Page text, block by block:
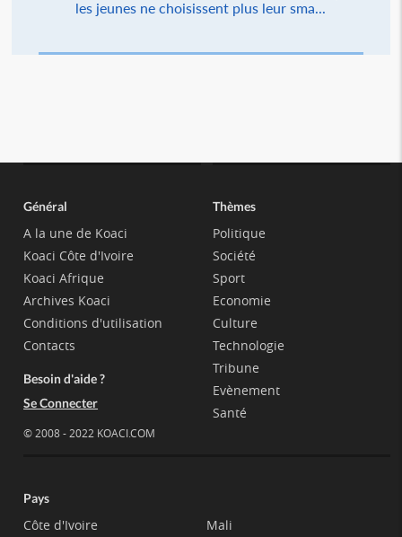
les jeunes ne choisissent plus leur sma...
Général
A la une de Koaci
Koaci Côte d'Ivoire
Koaci Afrique
Archives Koaci
Conditions d'utilisation
Contacts
Besoin d'aide ?
Se Connecter
© 2008 - 2022 KOACI.COM
Thèmes
Politique
Société
Sport
Economie
Culture
Technologie
Tribune
Evènement
Santé
Pays
Côte d'Ivoire
Mali